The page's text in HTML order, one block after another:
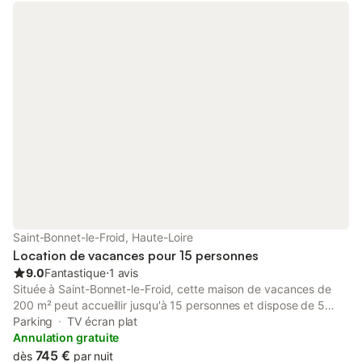
Saint-Bonnet-le-Froid, Haute-Loire
Location de vacances pour 15 personnes
9.0Fantastique⋅1 avis
Située à Saint-Bonnet-le-Froid, cette maison de vacances de
200 m² peut accueillir jusqu'à 15 personnes et dispose de 5
chambres ainsi que de 5 salles de bains. La propriété offre un
agencement spacieux pour les grands groupes, avec des
couchages composés d'une combinaison de lits simples, de lits
Parking
TV écran plat
Annulation gratuite
dès 745 € par nuit